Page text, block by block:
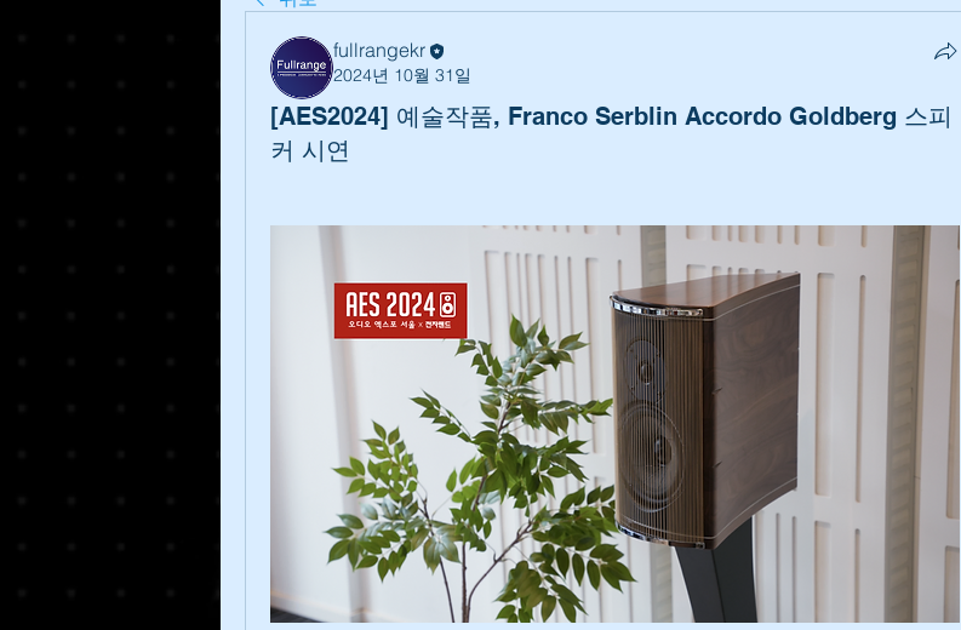
fullrangekr
2024년 10월 31일
[AES2024] 예술작품, Franco Serblin Accordo Goldberg 스피
커 시연